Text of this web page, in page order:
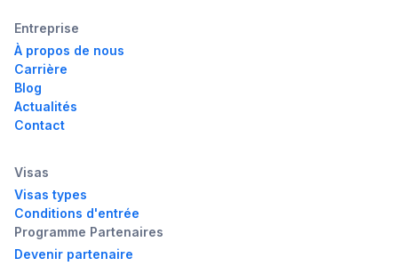
Entreprise
À propos de nous
Carrière
Blog
Actualités
Contact
Visas
Visas types
Conditions d'entrée
Programme Partenaires
Devenir partenaire